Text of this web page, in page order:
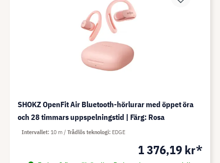
SHOKZ OpenFit Air Bluetooth-hörlurar med öppet öra
och 28 timmars uppspelningstid | Färg: Rosa
1 376,19 kr*
Intervallet 10 m Trådlös teknologi EDGE